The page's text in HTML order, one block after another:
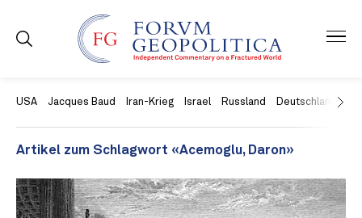
USA Jacques Baud Iran-Krieg Israel Russland Deutschland
Artikel zum Schlagwort «Acemoglu, Daron»